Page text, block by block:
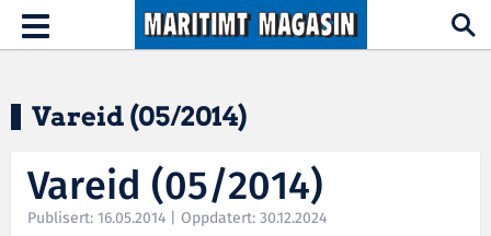
Hopp til hovedinnhold
Toggle
navigation
Vareid (05/2014)
Vareid (05/2014)
Publisert: 16.05.2014 | Oppdatert: 30.12.2024